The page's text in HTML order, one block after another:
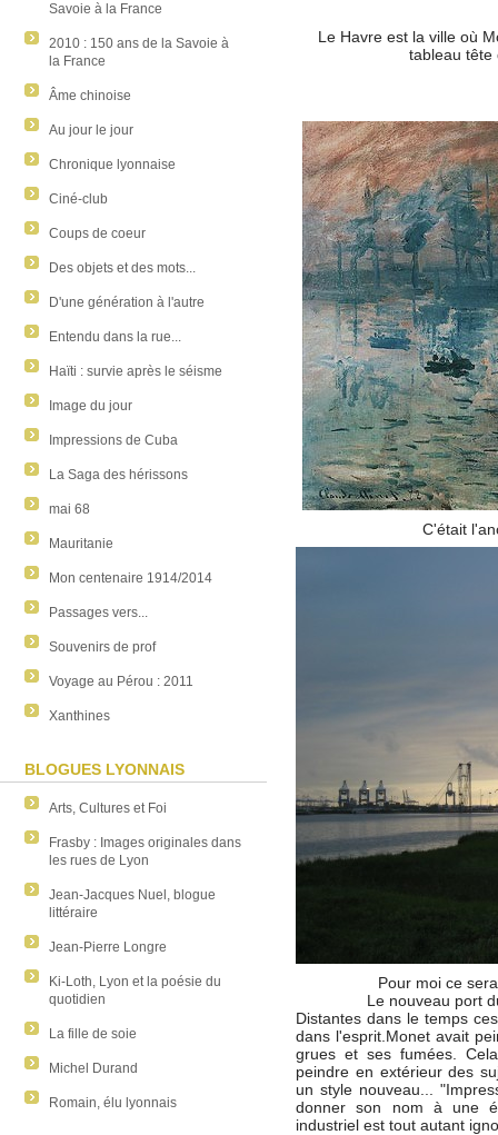
Savoie à la France
2010 : 150 ans de la Savoie à
la France
Âme chinoise
Au jour le jour
Chronique lyonnaise
Ciné-club
Coups de coeur
Des objets et des mots...
D'une génération à l'autre
Entendu dans la rue...
Haïti : survie après le séisme
Image du jour
Impressions de Cuba
La Saga des hérissons
mai 68
Mauritanie
Mon centenaire 1914/2014
Passages vers...
Souvenirs de prof
Voyage au Pérou : 2011
Xanthines
BLOGUES LYONNAIS
Arts, Cultures et Foi
Frasby : Images originales dans
les rues de Lyon
Jean-Jacques Nuel, blogue
littéraire
Jean-Pierre Longre
Ki-Loth, Lyon et la poésie du
quotidien
La fille de soie
Michel Durand
Romain, élu lyonnais
Le Havre est la ville où
tableau tête
C'était
Pour moi ce
Le nouveau port
Distantes dans le temps
dans l'esprit.Monet avait
grues et ses fumées.
peindre en extérieur des
un style nouveau...
donner son nom à une
industriel est tout autant